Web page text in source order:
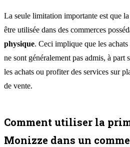
La seule limitation importante est que
être utilisée dans des commerces
physique. Ceci implique que les
ne sont généralement pas admis, à part
les achats ou profiter des services sur
de vente.
Comment utiliser la
Monizze dans un